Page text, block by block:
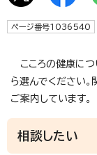
ページ番号1036540
こころの健康につ
ら選んでください。
ご案内しています。
相談したい